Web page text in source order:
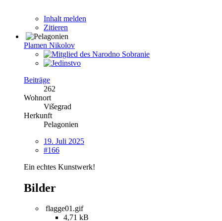
Inhalt melden
Zitieren
Plamen Nikolov
Beiträge
262
Wohnort
Višegrad
Herkunft
Pelagonien
19. Juli 2025
#166
Ein echtes Kunstwerk!
Bilder
flagge01.gif
4,71 kB